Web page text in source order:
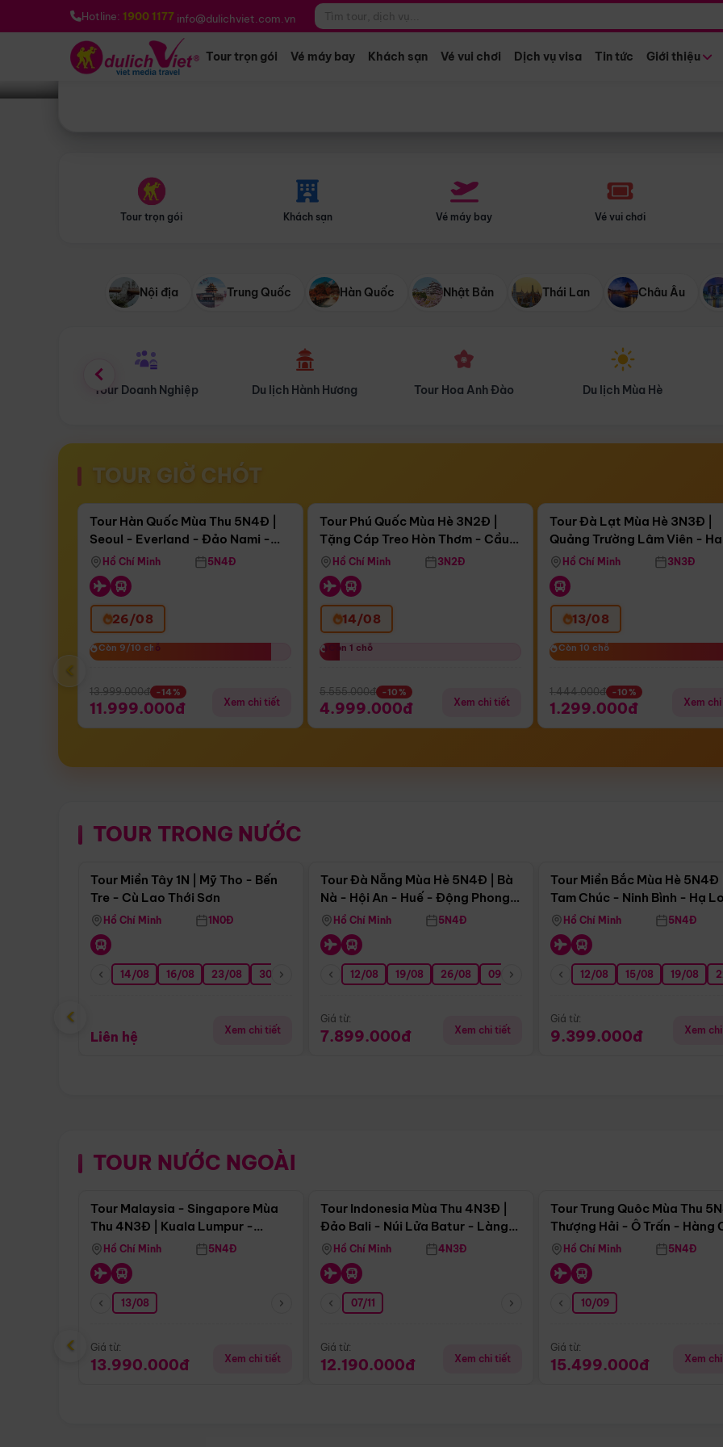
Hotline: 1900 1177 info@dulichviet.com.vn
Tour trọn gói Vé máy bay Khách sạn Vé vui chơi Dịch vụ visa Tin tức Giới thiệu
Bạn muốn đi đâu? *
Tour trọn gói Khách sạn Vé máy bay Vé vui chơi
Nội địa Trung Quốc Hàn Quốc Nhật Bản Thái Lan Châu Âu
Du lịch Hành Hương Tour Hoa Anh Đào Du lịch Mùa Hè Du lịch Mùa Thu
TOUR GIỜ CHÓT
Còn17 ngày 08:41:21
Bay Sun Phuquoc Airways
Điểm nổi bật
Tour Hàn Quốc Mùa Thu 5N4Đ |
Seoul - Everland - Đảo Nami -
Tháp Namsan (Bay Sun Phuquoc
Airways)
Hồ Chí Minh 5N4Đ
26/08
Còn 9/10 chỗ
Còn 9/10 chỗ
13.999.000đ -14%
11.999.000đ Xem chi tiết
Còn05 ngày 08:41:21
Tặng Cáp Treo Hòn Thơm
Tour Phú Quốc Mùa Hè 3N2Đ |
Tặng Cáp Treo Hòn Thơm - Cầu
Hôn - Công Viên Nước Aquatopia
Hồ Chí Minh 3N2Đ
14/08
Còn 1 chỗ
Còn 1 chỗ
5.555.000đ -10%
4.999.000đ Xem chi tiết
Còn04 ngày 08:41:21
Tour Đà Lạt Mùa Hè 3N3Đ |
Quảng Trường Lâm Viên -
Hill - Puppy Farm
Hồ Chí Minh 3N3Đ
13/08
Còn 10 chỗ
Còn 10 chỗ
1.444.000đ -10%
1.299.000đ Xem
‹
TOUR TRONG NƯỚC
Điểm nổi bật
Tour Miền Tây 1N | Mỹ Tho - Bến
Tre - Cù Lao Thới Sơn
Hồ Chí Minh 1N0Đ
14/08 16/08 23/08 30/08 06/09 13/09 20/09 27/09
Liên hệ Xem chi tiết
Tour Đà Nẵng Mùa Hè 5N4Đ | Bà
Nà - Hội An - Huế - Động Phong
NhaHồ Chí Minh 5N4Đ
12/08 19/08 26/08 09/09 16/09 23/09 30/09 07/10
Giá từ:
7.899.000đ Xem chi tiết
Tour Miền Bắc Mùa Hè 5N4Đ |
Tam Chúc - Ninh Bình - Hạ
Hồ Chí Minh 5N4Đ
12/08 15/08 19/08
Giá từ:
9.399.000đ Xem
‹
TOUR NƯỚC NGOÀI
Điểm nổi bật
Tour Malaysia - Singapore Mùa
Thu 4N3Đ | Kuala Lumpur -
Malacca - Johor Baru -
Singapore
Hồ Chí Minh 5N4Đ
13/08
Giá từ:
13.990.000đ Xem chi tiết
Tour Indonesia Mùa Thu 4N3Đ |
Đảo Bali - Núi Lửa Batur - Làng
Penglipuran
Hồ Chí Minh 4N3Đ
07/11
Giá từ:
12.190.000đ Xem chi tiết
Tour Trung Quôc Mùa Thu
Thượng Hải - Ô Trấn - Hàng
(Tour Không Shopping)
Hồ Chí Minh 5N4Đ
10/09
Giá từ:
15.499.000đ Xem
‹